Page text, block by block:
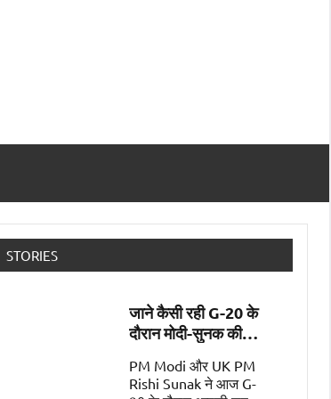
STORIES
जाने कैसी रही G-20 के
दौरान मोदी-सुनक की
पहली मुलाक़ात
PM Modi और UK PM
Rishi Sunak ने आज G-